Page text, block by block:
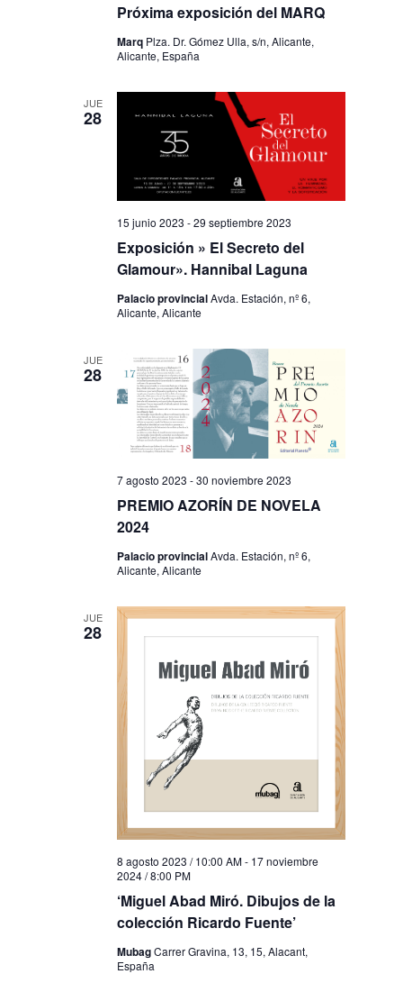
Próxima exposición del MARQ
Marq Plza. Dr. Gómez Ulla, s/n, Alicante,
Alicante, España
JUE
28
Exposición » El Secreto del
Glamour». Hannibal Laguna
15 junio 2023 -29 septiembre 2023
Palacio provincialAvda. Estación, nº 6,
Alicante, Alicante
JUE
28
PREMIO AZORÍN DE NOVELA
2024
7 agosto 2023 -30 noviembre 2023
Palacio provincialAvda. Estación, nº 6,
Alicante, Alicante
JUE
28
‘Miguel Abad Miró. Dibujos de la
colección Ricardo Fuente’
8 agosto 2023 / 10:00 AM- 17 noviembre
2024 / 8:00 PM
MubagCarrer Gravina, 13, 15, Alacant,
España